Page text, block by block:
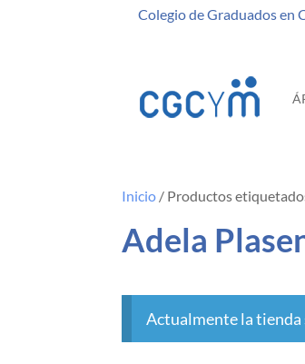
Colegio de Graduados
Inicio / Productos
Adela
Actualmente la tienda